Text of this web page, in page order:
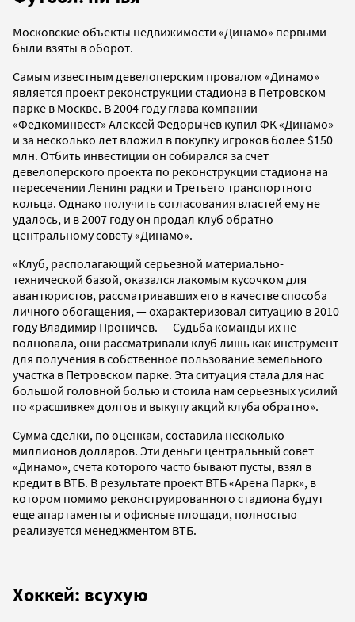
Московские объекты недвижимости «Динамо» первыми
были взяты в оборот.
Самым известным девелоперским провалом «Динамо»
является проект реконструкции стадиона в Петровском
парке в Москве. В 2004 году глава компании
«Федкоминвест» Алексей Федорычев купил ФК «Динамо»
и за несколько лет вложил в покупку игроков более $150
млн. Отбить инвестиции он собирался за счет
девелоперского проекта по реконструкции стадиона на
пересечении Ленинградки и Третьего транспортного
кольца. Однако получить согласования властей ему не
удалось, и в 2007 году он продал клуб обратно
центральному совету «Динамо».
«Клуб, располагающий серьезной материально-
технической базой, оказался лакомым кусочком для
авантюристов, рассматривавших его в качестве способа
личного обогащения, — охарактеризовал ситуацию в 2010
году Владимир Проничев. — Судьба команды их не
волновала, они рассматривали клуб лишь как инструмент
для получения в собственное пользование земельного
участка в Петровском парке. Эта ситуация стала для нас
большой головной болью и стоила нам серьезных усилий
по «расшивке» долгов и выкупу акций клуба обратно».
Сумма сделки, по оценкам, составила несколько
миллионов долларов. Эти деньги центральный совет
«Динамо», счета которого часто бывают пусты, взял в
кредит в ВТБ. В результате проект ВТБ «Арена Парк», в
котором помимо реконструированного стадиона будут
еще апартаменты и офисные площади, полностью
реализуется менеджментом ВТБ.
Хоккей: всухую